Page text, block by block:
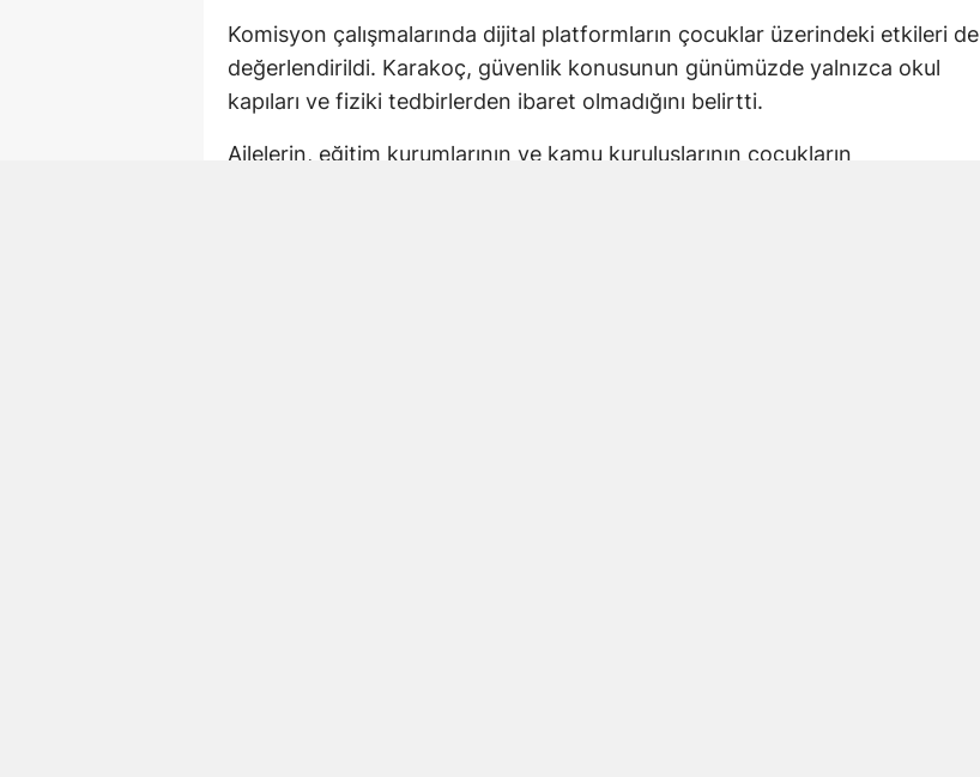
Komisyon çalışmalarında dijital platformların çocuklar üzerindeki etkileri de
değerlendirildi. Karakoç, güvenlik konusunun günümüzde yalnızca okul
kapıları ve fiziki tedbirlerden ibaret olmadığını belirtti.
Ailelerin, eğitim kurumlarının ve kamu kuruluşlarının çocukların